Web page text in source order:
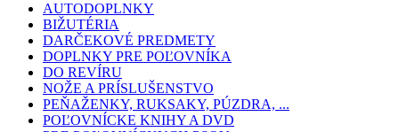
AUTODOPLNKY
BIŽUTÉRIA
DARČEKOVÉ PREDMETY
DOPLNKY PRE POĽOVNÍKA
DO REVÍRU
NOŽE A PRÍSLUŠENSTVO
PEŇAŽENKY, RUKSAKY, PÚZDRA, ...
POĽOVNÍCKE KNIHY A DVD